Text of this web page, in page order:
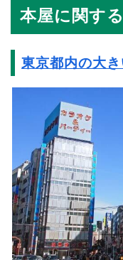
本屋に関す
東京都内の大